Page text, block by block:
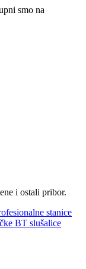
smo na
i ostali pribor.
stanice
BT slušalice